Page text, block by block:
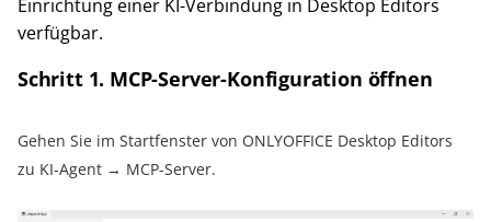
Einrichtung einer KI-Verbindung in Desktop Editors
verfügbar.
Schritt 1. MCP-Server-Konfiguration öffnen
Gehen Sie im Startfenster von ONLYOFFICE Desktop Editors
zu KI-Agent → MCP-Server.